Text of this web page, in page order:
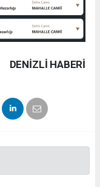
DENIZLI HABERİ